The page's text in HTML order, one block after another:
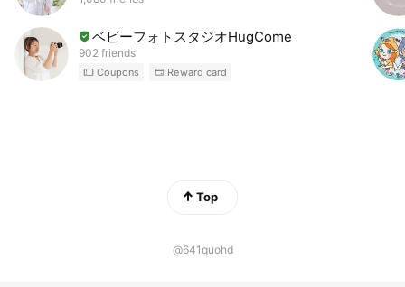
ベビーフォトスタジオHugCome
902 friends
Coupons Reward card
Top
@641quohd